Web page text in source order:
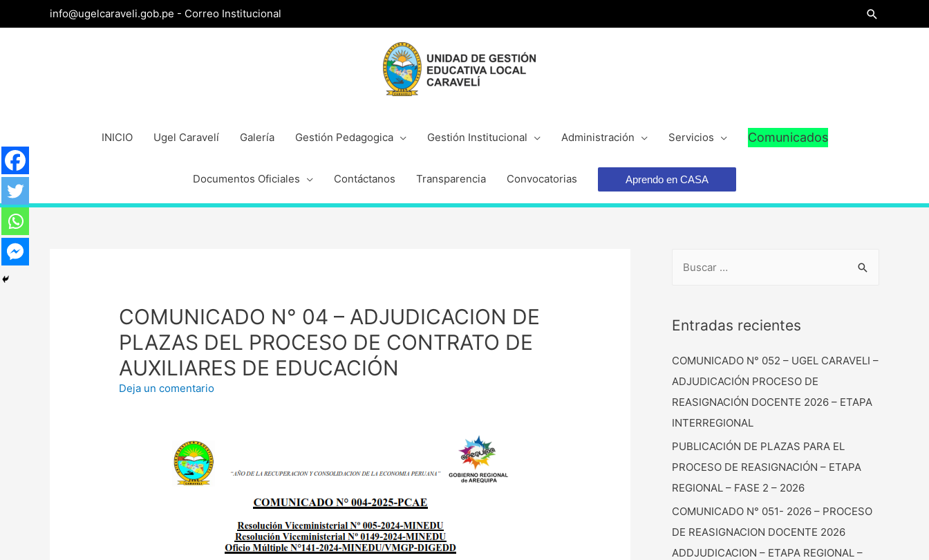
info@ugelcaraveli.gob.pe - Correo Institucional
INICIO Ugel Caravelí Galería Gestión Pedagogica Gestión Institucional Administración Servicios Comunicados
Documentos Oficiales Contáctanos Transparencia Convocatorias Aprendo en CASA
COMUNICADO N° 04 – ADJUDICACION DE
PLAZAS DEL PROCESO DE CONTRATO DE
AUXILIARES DE EDUCACIÓN
Deja un comentario
Entradas recientes
COMUNICADO N° 052 – UGEL CARAVELI –
ADJUDICACIÓN PROCESO DE
REASIGNACIÓN DOCENTE 2026 – ETAPA
INTERREGIONAL
PUBLICACIÓN DE PLAZAS PARA EL
PROCESO DE REASIGNACIÓN – ETAPA
REGIONAL – FASE 2 – 2026
COMUNICADO N° 051- 2026 – PROCESO
DE REASIGNACION DOCENTE 2026
ADDJUDICACION – ETAPA REGIONAL –